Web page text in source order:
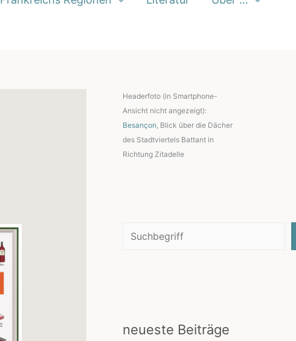
Headerfoto (in Smartphone-
Ansicht nicht angezeigt):
Besançon, Blick über die Dächer
des Stadtviertels Battant in
Richtung Zitadelle
Suchen
neueste Beiträge